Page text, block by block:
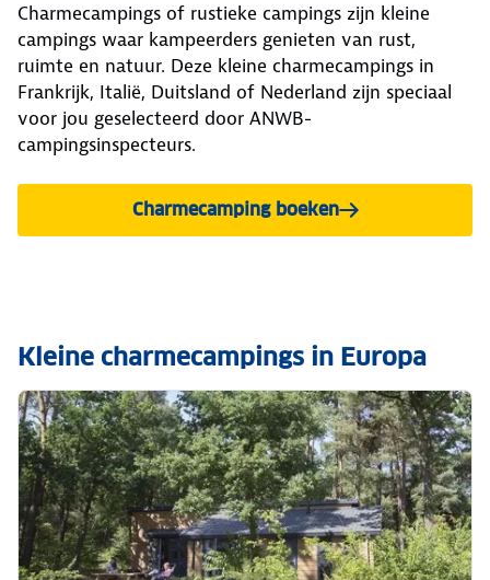
Charmecampings of rustieke campings zijn kleine
campings waar kampeerders genieten van rust,
ruimte en natuur. Deze kleine charmecampings in
Frankrijk, Italië, Duitsland of Nederland zijn speciaal
voor jou geselecteerd door ANWB-
campingsinspecteurs.
Charmecamping boeken
Kleine charmecampings in Europa